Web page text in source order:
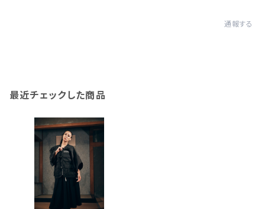
通報する
最近チェックした商品